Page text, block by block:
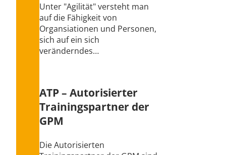
Unter "Agilität" versteht man
auf die Fähigkeit von
Organsiationen und Personen,
sich auf ein sich
veränderndes…
ATP – Autorisierter
Trainingspartner der
GPM
Die Autorisierten